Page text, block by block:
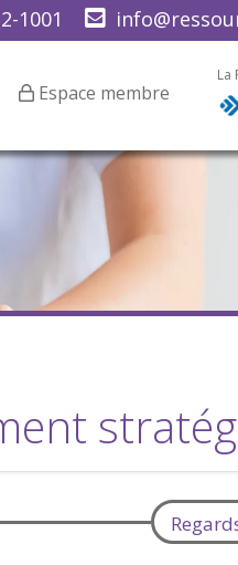
1001
Espace membre
La